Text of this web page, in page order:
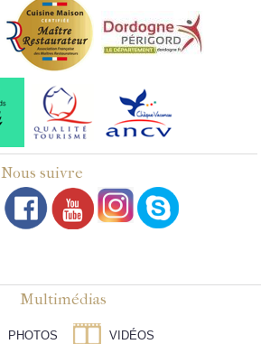
Nous suivre
Multimédias
PHOTOS VIDÉOS